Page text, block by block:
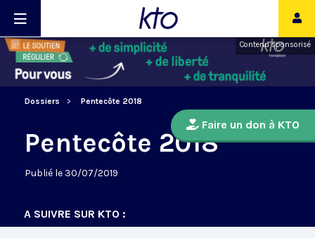
Contenu sponsorisé
Dossiers Pentecôte 2018
Faire un don à KTO
Pentecôte 2018
Publié le 30/07/2019
A SUIVRE SUR KTO :